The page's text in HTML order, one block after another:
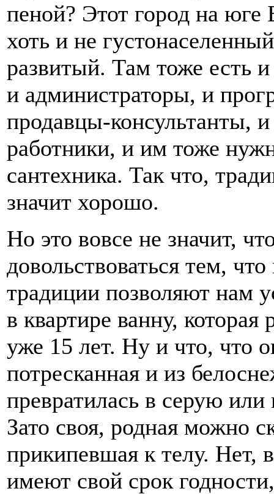
пеной? Этот город на юге
хоть и не
развитый. Там тоже есть
и администраторы, и
продавцы-консультанты,
работники, и им тоже
сантехника. Так что,
значит хорошо.
Но это вовсе не значит,
довольствоваться тем,
традиции позволяют нам
в квартире ванну, которая
уже 15 лет. Ну и что, что
потресканная и из
превратилась в серую
Зато своя, родная можно
прикипевшая к телу. Нет,
имеют свой срок